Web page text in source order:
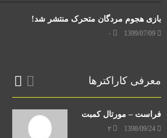
بازی هجوم مردگان متحرک منتشر شد!
1399/07/09 ۰
معرفی کاراکترها
فراست – مورتال کمبت
1398/09/24 ۲